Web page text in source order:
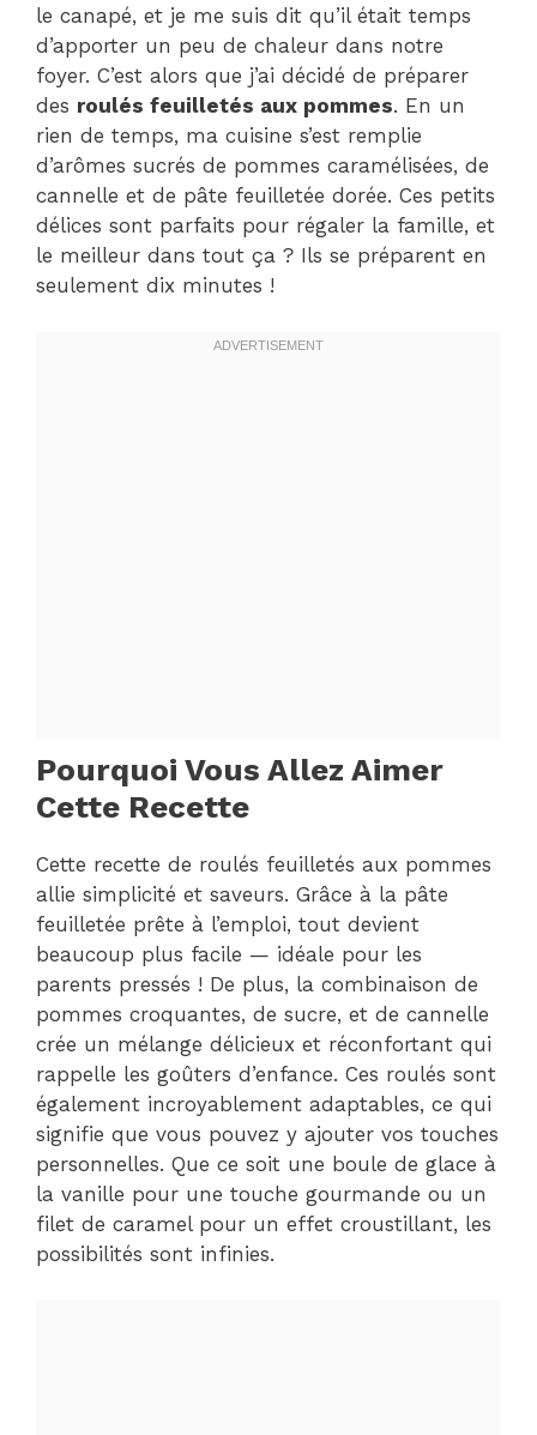
le canapé, et je me suis dit qu’il était temps
d’apporter un peu de chaleur dans notre
foyer. C’est alors que j’ai décidé de préparer
des roulés feuilletés aux pommes. En un
rien de temps, ma cuisine s’est remplie
d’arômes sucrés de pommes caramélisées, de
cannelle et de pâte feuilletée dorée. Ces petits
délices sont parfaits pour régaler la famille, et
le meilleur dans tout ça ? Ils se préparent en
seulement dix minutes !
Pourquoi Vous Allez Aimer
Cette Recette
Cette recette de roulés feuilletés aux pommes
allie simplicité et saveurs. Grâce à la pâte
feuilletée prête à l’emploi, tout devient
beaucoup plus facile — idéale pour les
parents pressés ! De plus, la combinaison de
pommes croquantes, de sucre, et de cannelle
crée un mélange délicieux et réconfortant qui
rappelle les goûters d’enfance. Ces roulés sont
également incroyablement adaptables, ce qui
signifie que vous pouvez y ajouter vos touches
personnelles. Que ce soit une boule de glace à
la vanille pour une touche gourmande ou un
filet de caramel pour un effet croustillant, les
possibilités sont infinies.